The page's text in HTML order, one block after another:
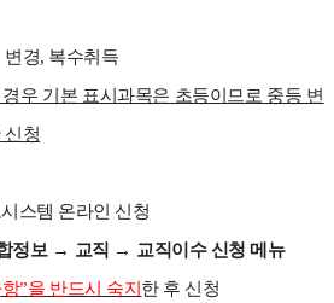
변경, 복수취득
우 기본 표시과목은 초등이므로 중등 변
신청
스템 온라인 신청
정보 → 교직 → 교직이수 신청 메뉴
”을 반드시 숙지 한 후 신청